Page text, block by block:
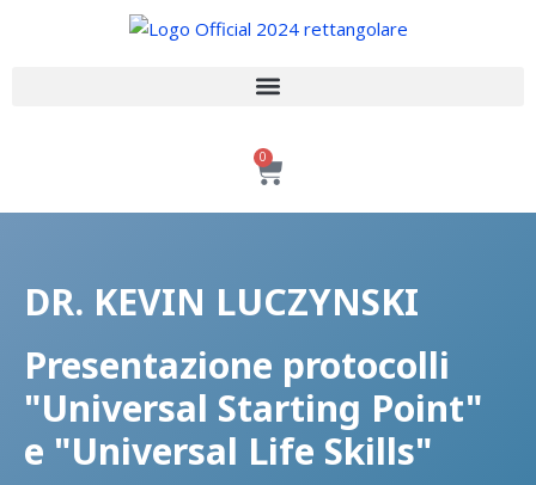
0
DR. KEVIN LUCZYNSKI
Presentazione protocolli
"Universal Starting Point"
e "Universal Life Skills"